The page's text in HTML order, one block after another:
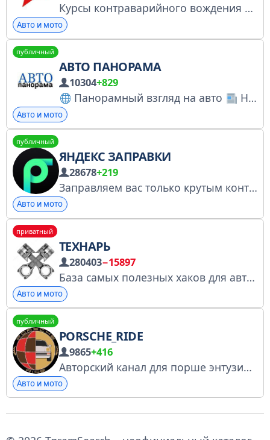
Курсы контраварийного вождения и дрифта Яркие эмоции и бесценные навыки в полной безопасности
Авто и мото
публичный
АВТО ПАНОРАМА
10304+829
Панорамный взгляд на авто Новости
Авто и мото
публичный
ЯНДЕКС ЗАПРАВКИ
28678+219
Заправляем вас только крутым контентом! Скачать приложение: clck.ru/3MsyqR Поддержка — @Yndx_Zapravki_Bot Правила чата: clck.ru/3SJFUG РКН № 7589038328
Авто и мото
приватный
ТЕХНАРЬ
280403−15897
База самых полезных хаков для автомобилистов! По вопросам: @tgSmokke Все каналы: @tgSmokeMedia Ссылка: @tgTechnar Чат: https://t.me/+mhSIZ-NqLH04NjIy Менеджеры: @tgbester @SmokeManagers @Spiral_Miya
Авто и мото
публичный
PORSCHE_RIDE
9865+416
Авторский канал для порше энтузиастов и неравнодушных к путешествиям на машинах. Porsche Ride - место встречи увлеченных людей и интересных автомобилей. Сотрудничество и вопросы: @arsengalstyan
Авто и мото